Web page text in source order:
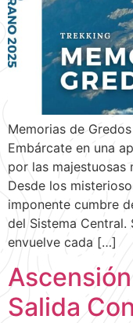
Memorias de
Embárcate en una
por las majestuosas
Desde los
imponente cumbre
del Sistema Central.
envuelve cada […]
Salida